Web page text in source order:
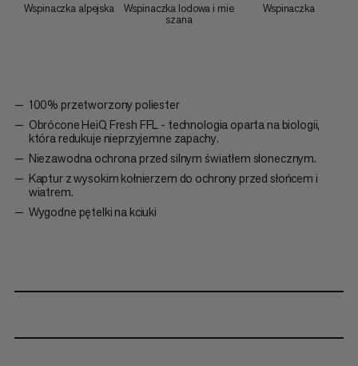
Wspinaczka alpejska
Wspinaczka lodowa i mie
szana
Wspinaczka
100% przetworzony poliester
Obrócone HeiQ Fresh FFL - technologia oparta na biologii,
która redukuje nieprzyjemne zapachy.
Niezawodna ochrona przed silnym światłem słonecznym.
Kaptur z wysokim kołnierzem do ochrony przed słońcem i
wiatrem.
Wygodne pętelki na kciuki